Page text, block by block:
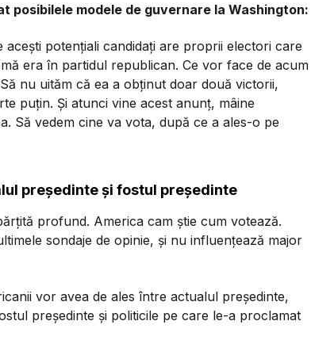
posibilele modele de guvernare la Washington:
potențiali candidați are proprii electori care
era în partidul republican. Ce vor face de acum
nu uităm că ea a obținut doar două victorii,
puțin. Și atunci vine acest anunț, mâine
Să vedem cine va vota, după ce a ales-o pe
președinte și fostul președinte
profund. America cam știe cum votează.
sondaje de opinie, și nu influențează major
vor avea de ales între actualul președinte,
președinte și politicile pe care le-a proclamat